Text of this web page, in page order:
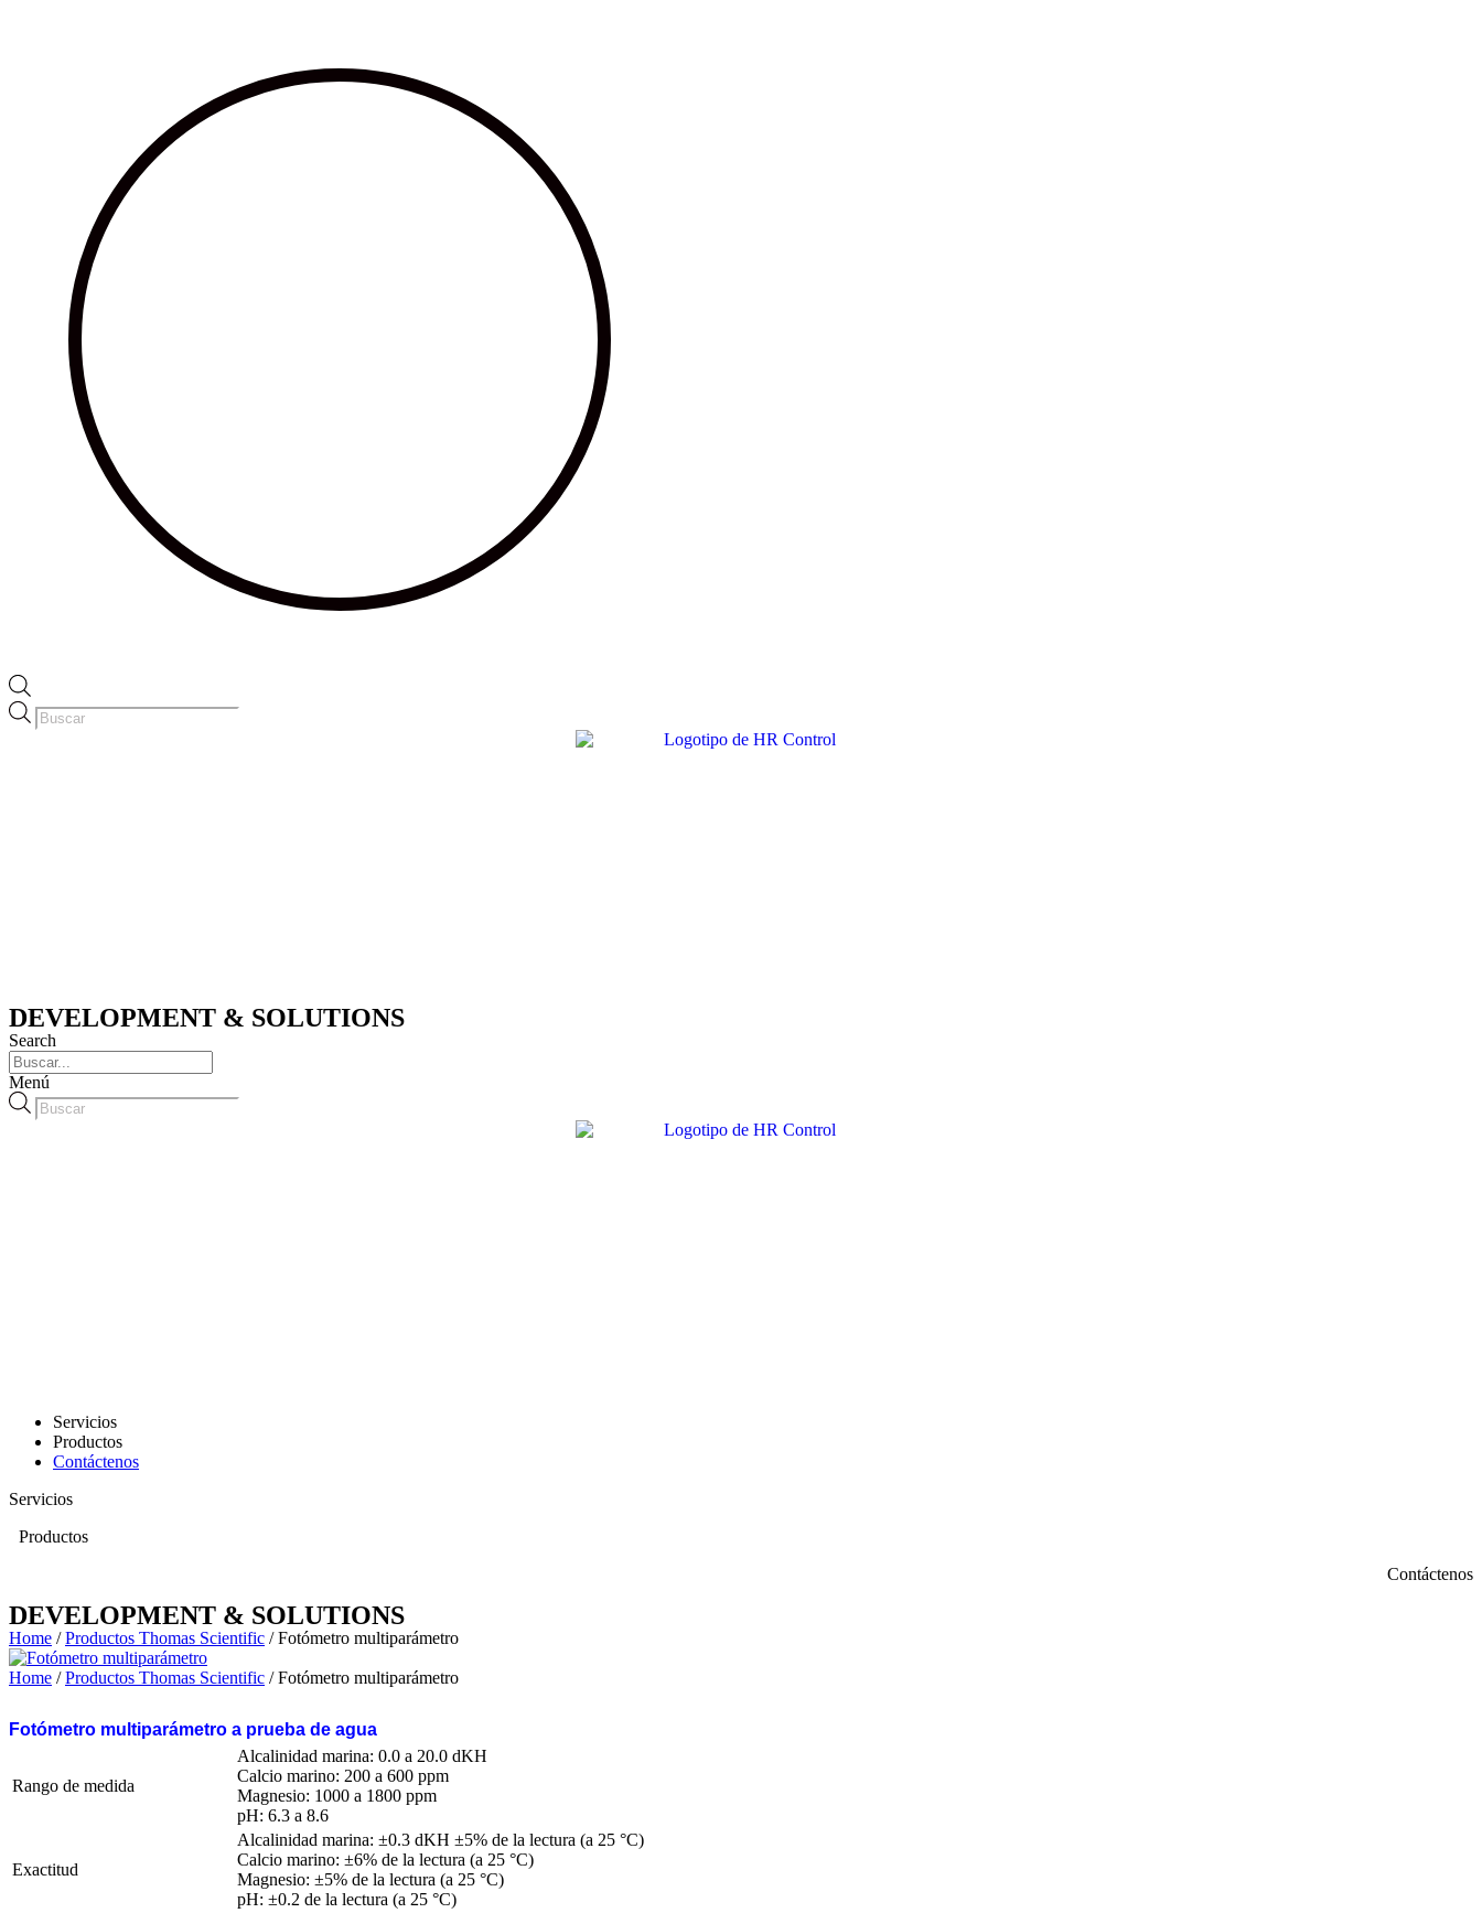
Búsqueda
de
DEVELOPMENT & SOLUTIONS
Search
Menú
Búsqueda
de
Servicios
Productos
Contáctenos
Servicios
Productos
Contáctenos
DEVELOPMENT & SOLUTIONS
Home /Productos Thomas Scientific / Fotómetro multiparámetro
Home /Productos Thomas Scientific / Fotómetro multiparámetro
Fotómetro multiparámetro a prueba de agua
Rango de medida
Alcalinidad marina: 0.0 a 20.0 dKH
Calcio marino: 200 a 600 ppm
Magnesio: 1000 a 1800 ppm
pH: 6.3 a 8.6
Exactitud
Alcalinidad marina: ±0.3 dKH ±5% de la lectura (a 25 °C)
Calcio marino: ±6% de la lectura (a 25 °C)
Magnesio: ±5% de la lectura (a 25 °C)
pH: ±0.2 de la lectura (a 25 °C)